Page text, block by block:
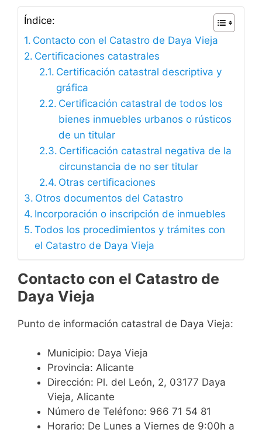
Índice:
Contacto con el Catastro de Daya Vieja
Certificaciones catastrales
Certificación catastral descriptiva y
gráfica
Certificación catastral de todos los
bienes inmuebles urbanos o rústicos
de un titular
Certificación catastral negativa de la
circunstancia de no ser titular
Otras certificaciones
Otros documentos del Catastro
Incorporación o inscripción de inmuebles
Todos los procedimientos y trámites con
el Catastro de Daya Vieja
Contacto con el Catastro de
Daya Vieja
Punto de información catastral de Daya Vieja:
Municipio: Daya Vieja
Provincia: Alicante
Dirección: Pl. del León, 2, 03177 Daya
Vieja, Alicante
Número de Teléfono: 966 71 54 81
Horario: De Lunes a Viernes de 9:00h a